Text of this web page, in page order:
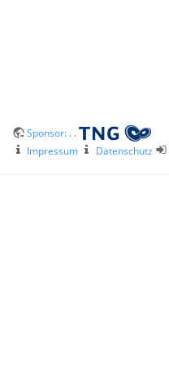
Sponsor: . .
Impressum
Datenschutz